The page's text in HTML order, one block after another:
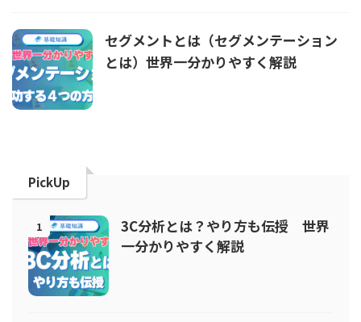
セグメントとは（セグメンテーション
とは）世界一分かりやすく解説
PickUp
1
3C分析とは？やり方も伝授 世界
一分かりやすく解説